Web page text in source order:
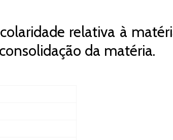
relativa à
da matéria.